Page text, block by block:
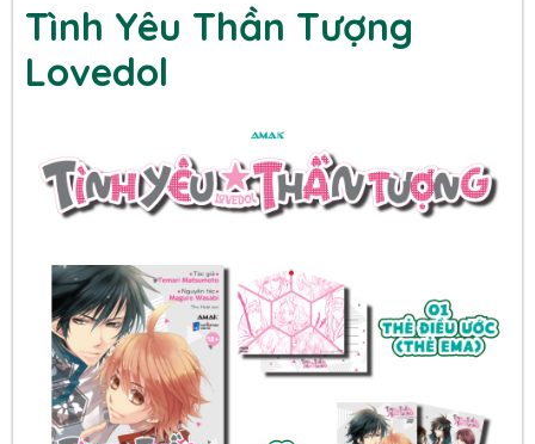
Tình Yêu Thần Tượng
Lovedol